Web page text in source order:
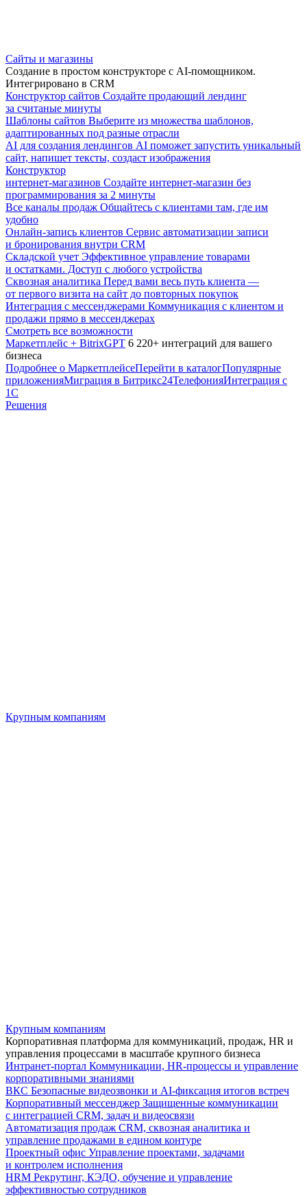
Сайты и магазины
Создание в простом конструкторе с AI-помощником.
Интегрировано в CRM
Конструктор сайтов Создайте продающий лендинг
за считаные минуты
Шаблоны сайтов Выберите из множества шаблонов,
адаптированных под разные отрасли
AI для создания лендингов AI поможет запустить уникальный
сайт, напишет тексты, создаст изображения
Конструктор
интернет-магазинов Создайте интернет-магазин без
программирования за 2 минуты
Все каналы продаж Общайтесь с клиентами там, где им
удобно
Онлайн-запись клиентов Сервис автоматизации записи
и бронирования внутри CRM
Складской учет Эффективное управление товарами
и остатками. Доступ с любого устройства
Сквозная аналитика Перед вами весь путь клиента —
от первого визита на сайт до повторных покупок
Интеграция с мессенджерами Коммуникация с клиентом и
продажи прямо в мессенджерах
Смотреть все возможности
Маркетплейс + BitrixGPT 6 220+ интеграций для вашего
бизнеса
Подробнее о МаркетплейсеПерейти в каталогПопулярные
приложенияМиграция в Битрикс24ТелефонияИнтеграция с
1С
Решения
Крупным компаниям
Крупным компаниям
Корпоративная платформа для коммуникаций, продаж, HR и
управления процессами в масштабе крупного бизнеса
Интранет-портал Коммуникации, HR-процессы и управление
корпоративными знаниями
ВКС Безопасные видеозвонки и AI-фиксация итогов встреч
Корпоративный мессенджер Защищенные коммуникации
с интеграцией CRM, задач и видеосвязи
Автоматизация продаж CRM, сквозная аналитика и
управление продажами в едином контуре
Проектный офис Управление проектами, задачами
и контролем исполнения
HRM Рекрутинг, КЭДО, обучение и управление
эффективностью сотрудников